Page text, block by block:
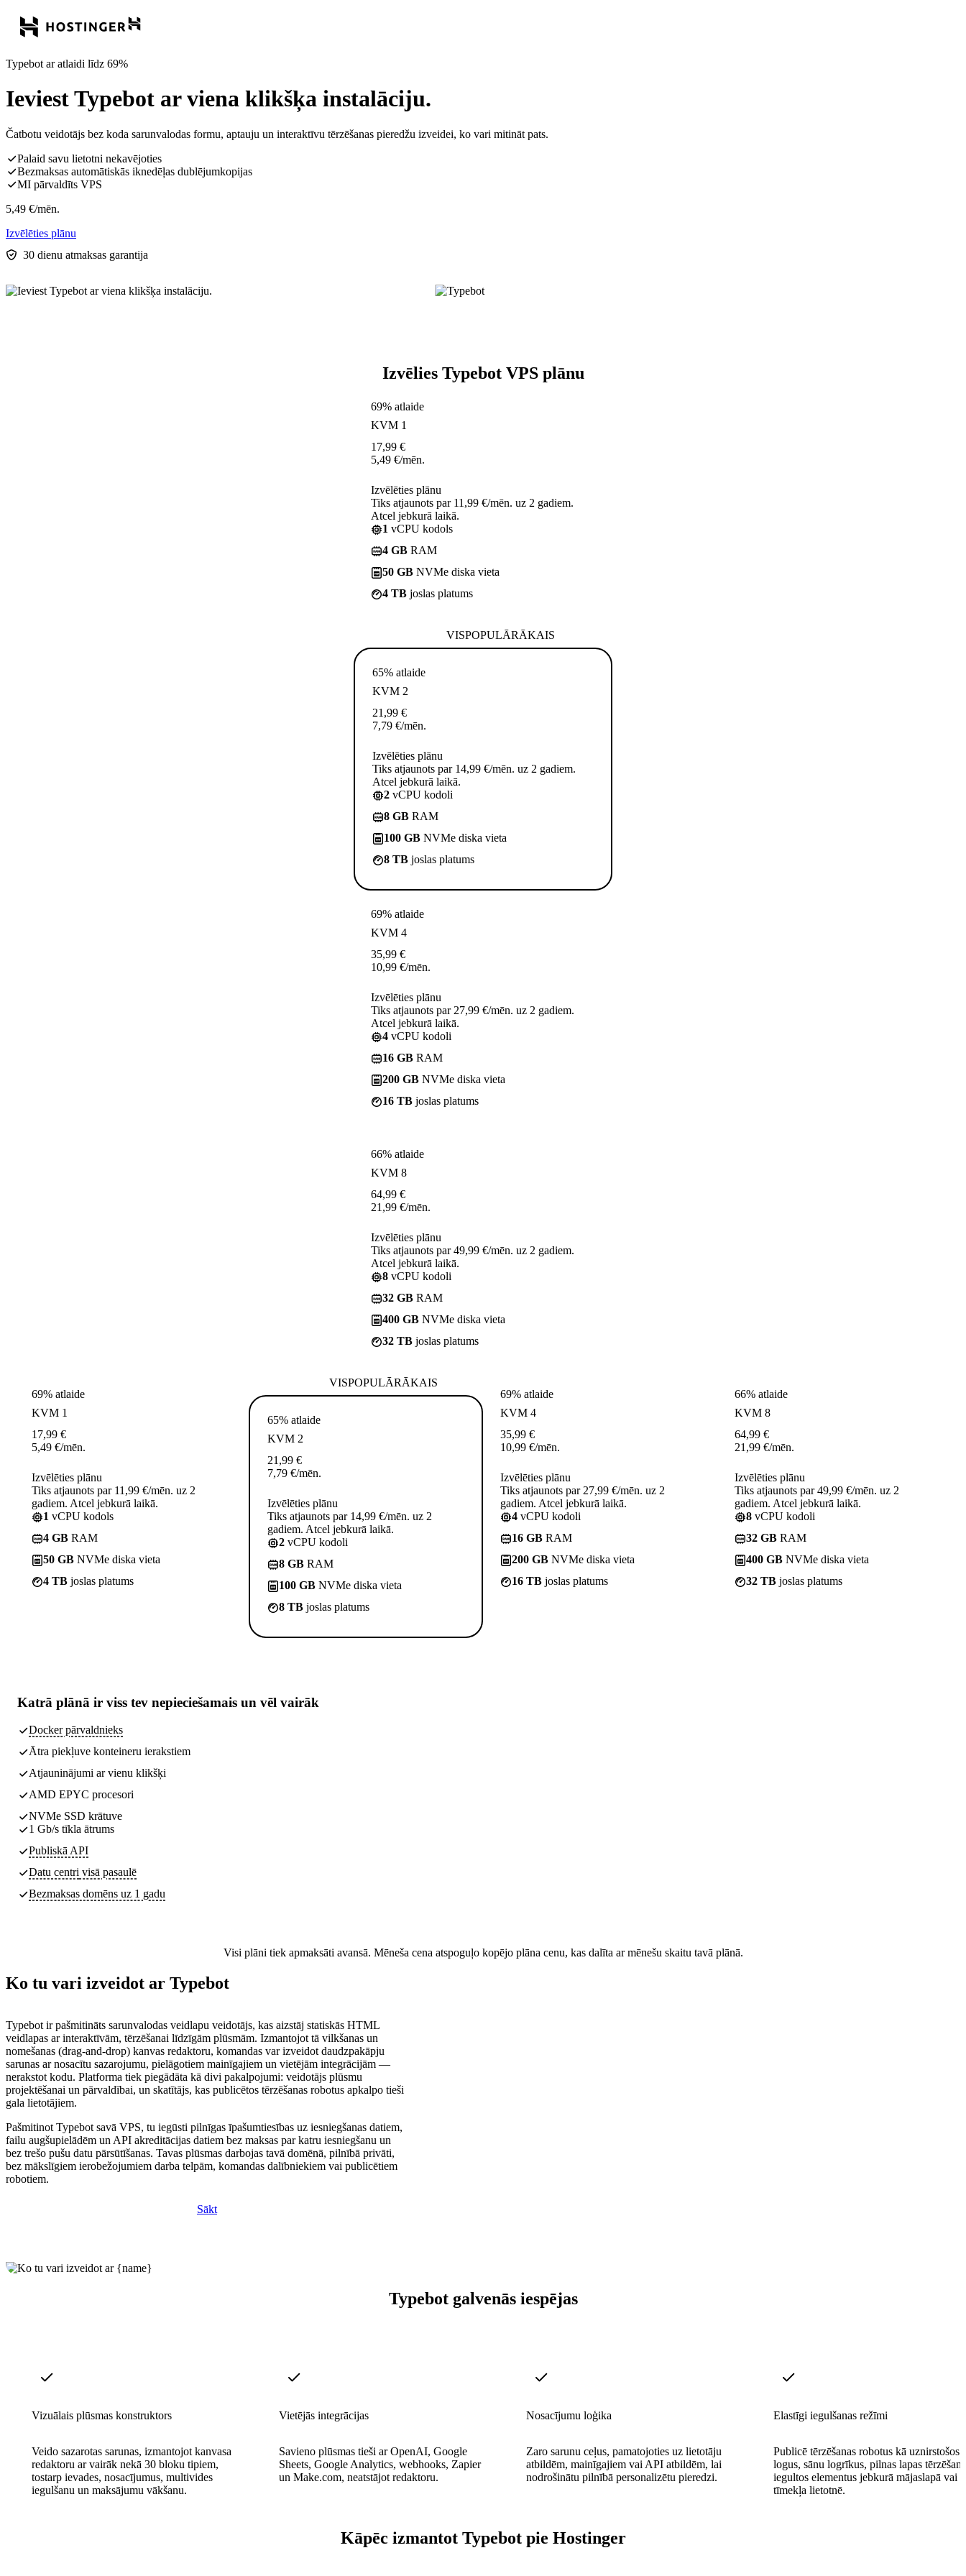
Typebot ar atlaidi līdz 69%
Ieviest Typebot ar viena klikšķa instalāciju.
Čatbotu veidotājs bez koda sarunvalodas formu, aptauju un interaktīvu tērzēšanas pieredžu izveidei, ko vari mitināt pats.
Palaid savu lietotni nekavējoties
Bezmaksas automātiskās iknedēļas dublējumkopijas
MI pārvaldīts VPS
5,49 €/mēn.
Izvēlēties plānu
30 dienu atmaksas garantija
Izvēlies Typebot VPS plānu
69% atlaide
KVM 1
17,99 €
5,49 €/mēn.
Izvēlēties plānu
Tiks atjaunots par 11,99 €/mēn. uz 2 gadiem.
Atcel jebkurā laikā.
1 vCPU kodols
4 GB RAM
50 GB NVMe diska vieta
4 TB joslas platums
VISPOPULĀRĀKAIS
65% atlaide
KVM 2
21,99 €
7,79 €/mēn.
Izvēlēties plānu
Tiks atjaunots par 14,99 €/mēn. uz 2 gadiem.
Atcel jebkurā laikā.
2 vCPU kodoli
8 GB RAM
100 GB NVMe diska vieta
8 TB joslas platums
69% atlaide
KVM 4
35,99 €
10,99 €/mēn.
Izvēlēties plānu
Tiks atjaunots par 27,99 €/mēn. uz 2 gadiem.
Atcel jebkurā laikā.
4 vCPU kodoli
16 GB RAM
200 GB NVMe diska vieta
16 TB joslas platums
66% atlaide
KVM 8
64,99 €
21,99 €/mēn.
Izvēlēties plānu
Tiks atjaunots par 49,99 €/mēn. uz 2 gadiem.
Atcel jebkurā laikā.
8 vCPU kodoli
32 GB RAM
400 GB NVMe diska vieta
32 TB joslas platums
69% atlaide
KVM 1
17,99 €
5,49 €/mēn.
Izvēlēties plānu
Tiks atjaunots par 11,99 €/mēn. uz 2
gadiem. Atcel jebkurā laikā.
1 vCPU kodols
4 GB RAM
50 GB NVMe diska vieta
4 TB joslas platums
VISPOPULĀRĀKAIS
65% atlaide
KVM 2
21,99 €
7,79 €/mēn.
Izvēlēties plānu
Tiks atjaunots par 14,99 €/mēn. uz 2
gadiem. Atcel jebkurā laikā.
2 vCPU kodoli
8 GB RAM
100 GB NVMe diska vieta
8 TB joslas platums
69% atlaide
KVM 4
35,99 €
10,99 €/mēn.
Izvēlēties plānu
Tiks atjaunots par 27,99 €/mēn. uz 2
gadiem. Atcel jebkurā laikā.
4 vCPU kodoli
16 GB RAM
200 GB NVMe diska vieta
16 TB joslas platums
66% atlaide
KVM 8
64,99 €
21,99 €/mēn.
Izvēlēties plānu
Tiks atjaunots par 49,99 €/mēn. uz 2
gadiem. Atcel jebkurā laikā.
8 vCPU kodoli
32 GB RAM
400 GB NVMe diska vieta
32 TB joslas platums
Katrā plānā ir viss tev nepieciešamais un vēl vairāk
Docker pārvaldnieks
Ātra piekļuve konteineru ierakstiem
Atjauninājumi ar vienu klikšķi
AMD EPYC procesori
NVMe SSD krātuve
1 Gb/s tīkla ātrums
Publiskā API
Datu centri visā pasaulē
Bezmaksas domēns uz 1 gadu
Visi plāni tiek apmaksāti avansā. Mēneša cena atspoguļo kopējo plāna cenu, kas dalīta ar mēnešu skaitu tavā plānā.
Ko tu vari izveidot ar Typebot
Typebot ir pašmitināts sarunvalodas veidlapu veidotājs, kas aizstāj statiskās HTML
veidlapas ar interaktīvām, tērzēšanai līdzīgām plūsmām. Izmantojot tā vilkšanas un
nomešanas (drag-and-drop) kanvas redaktoru, komandas var izveidot daudzpakāpju
sarunas ar nosacītu sazarojumu, pielāgotiem mainīgajiem un vietējām integrācijām —
nerakstot kodu. Platforma tiek piegādāta kā divi pakalpojumi: veidotājs plūsmu
projektēšanai un pārvaldībai, un skatītājs, kas publicētos tērzēšanas robotus apkalpo tieši
gala lietotājiem.
Pašmitinot Typebot savā VPS, tu iegūsti pilnīgas īpašumtiesības uz iesniegšanas datiem,
failu augšupielādēm un API akreditācijas datiem bez maksas par katru iesniegšanu un
bez trešo pušu datu pārsūtīšanas. Tavas plūsmas darbojas tavā domēnā, pilnībā privāti,
bez mākslīgiem ierobežojumiem darba telpām, komandas dalībniekiem vai publicētiem
robotiem.
Sākt
Typebot galvenās iespējas
Vizuālais plūsmas konstruktors
Veido sazarotas sarunas, izmantojot kanvasa
redaktoru ar vairāk nekā 30 bloku tipiem,
tostarp ievades, nosacījumus, multivides
iegulšanu un maksājumu vākšanu.
Vietējās integrācijas
Savieno plūsmas tieši ar OpenAI, Google
Sheets, Google Analytics, webhooks, Zapier
un Make.com, neatstājot redaktoru.
Nosacījumu loģika
Zaro sarunu ceļus, pamatojoties uz lietotāju
atbildēm, mainīgajiem vai API atbildēm, lai
nodrošinātu pilnībā personalizētu pieredzi.
Elastīgi iegulšanas režīmi
Publicē tērzēšanas robotus kā uznirstošos
logus, sānu logrīkus, pilnas lapas
iegultos elementus jebkurā mājaslapā vai
tīmekļa lietotnē.
Kāpēc izmantot Typebot pie Hostinger